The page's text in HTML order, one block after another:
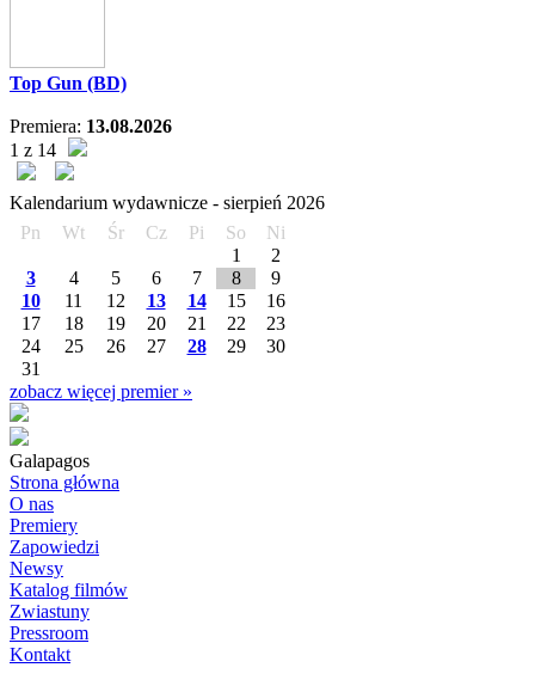
Top Gun (BD)
Premiera: 13.08.2026
1 z 14
Kalendarium wydawnicze - sierpień 2026
Pn
Wt Śr Cz Pi So
Ni
1
2
3
4 5 6 7 8
9
10
11 12 13 14 15
16
17
18 19 20 21 22
23
24
25 26 27 28 29
30
31
zobacz więcej premier »
Galapagos
Strona główna
O nas
Premiery
Zapowiedzi
Newsy
Katalog filmów
Zwiastuny
Pressroom
Kontakt